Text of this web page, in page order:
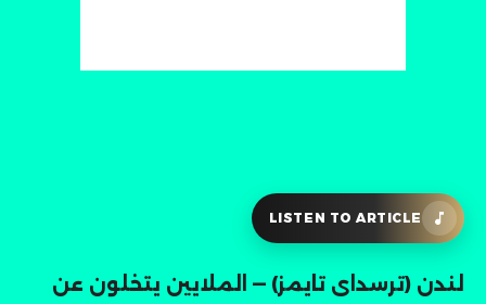
LISTEN TO ARTICLE
لندن (ترسدای تايمز) — الملايين يتخلون عن